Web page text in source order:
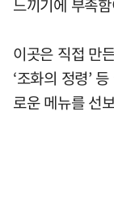
느끼기에 부족
이곳은 직접 만
‘조화의 정령’
로운 메뉴를 선